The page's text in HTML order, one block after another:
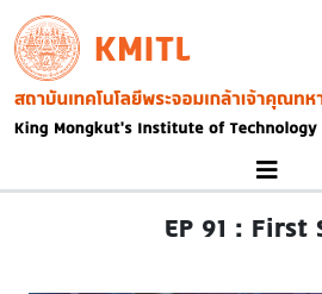
Skip to main content
KMITL
Image
EP 91 : First